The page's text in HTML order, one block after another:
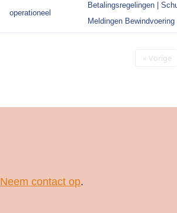
operationeel
Betalingsregelingen |
Meldingen Bewindvoering
« Vorige
Neem contact op.